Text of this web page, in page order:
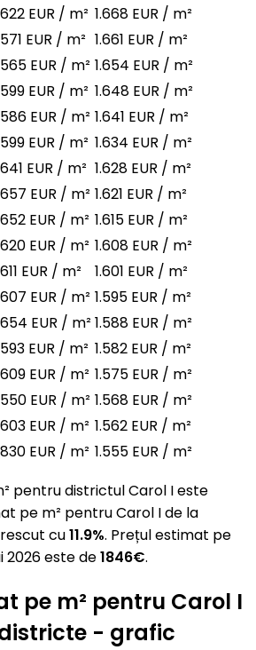
EUR / m² 1.668 EUR / m²
EUR / m² 1.661 EUR / m²
EUR / m² 1.654 EUR / m²
EUR / m² 1.648 EUR / m²
EUR / m² 1.641 EUR / m²
EUR / m² 1.634 EUR / m²
EUR / m² 1.628 EUR / m²
EUR / m² 1.621 EUR / m²
EUR / m² 1.615 EUR / m²
EUR / m² 1.608 EUR / m²
EUR / m²
1.601 EUR / m²
EUR / m² 1.595 EUR / m²
EUR / m² 1.588 EUR / m²
EUR / m² 1.582 EUR / m²
EUR / m² 1.575 EUR / m²
EUR / m² 1.568 EUR / m²
EUR / m² 1.562 EUR / m²
EUR / m² 1.555 EUR / m²
pentru districtul Carol I este
pe m² pentru Carol I de la
cu11.9%. Prețul estimat pe
2026 este de1846€.
pe m² pentru Carol I
- grafic